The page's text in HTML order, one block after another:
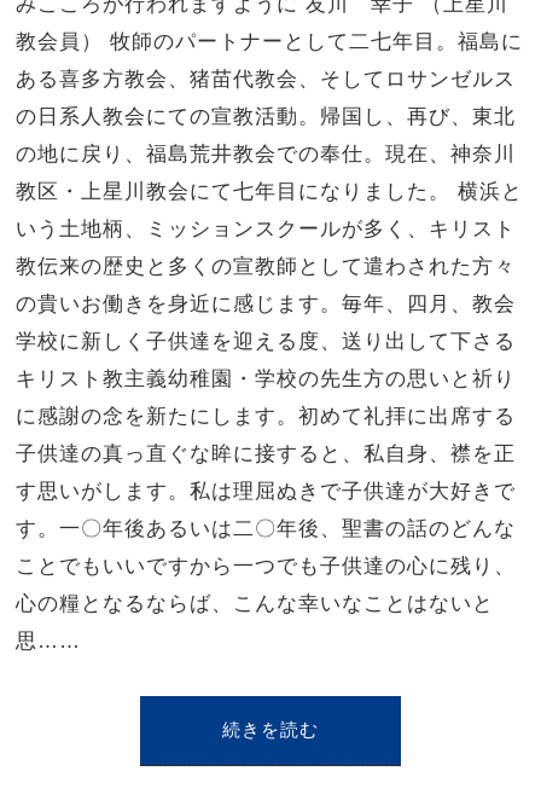
教会員） 牧師のパートナーとして二七年目。福島に
ある喜多方教会、猪苗代教会、そしてロサンゼルス
の日系人教会にての宣教活動。帰国し、再び、東北
の地に戻り、福島荒井教会での奉仕。現在、神奈川
教区・上星川教会にて七年目になりました。 横浜と
いう土地柄、ミッションスクールが多く、キリスト
教伝来の歴史と多くの宣教師として遣わされた方々
の貴いお働きを身近に感じます。毎年、四月、教会
学校に新しく子供達を迎える度、送り出して下さる
キリスト教主義幼稚園・学校の先生方の思いと祈り
に感謝の念を新たにします。初めて礼拝に出席する
子供達の真っ直ぐな眸に接すると、私自身、襟を正
す思いがします。私は理屈ぬきで子供達が大好きで
す。一〇年後あるいは二〇年後、聖書の話のどんな
ことでもいいですから一つでも子供達の心に残り、
心の糧となるならば、こんな幸いなことはないと
思……
続きを読む